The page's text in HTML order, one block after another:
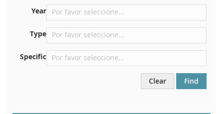
Justo en el compartimento del motor.
En el pilar de la puerta trasera derecha
Year
Type
Specific
Clear Find